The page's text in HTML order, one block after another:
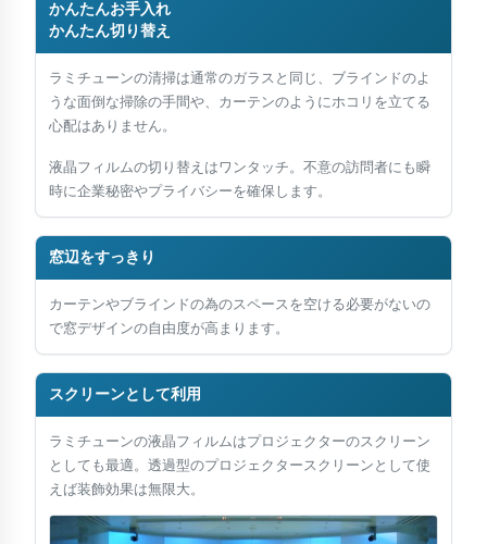
社会・環境への取り組み
環境活動
SDGs宣言
当社営業日
産業用途
光学・反射
現象・トラブル
強度・衝撃
応用・設計
かんたんお手入れ
かんたん切り替え
ラミチューンの清掃は通常のガラスと同じ、ブラインドのよ
うな面倒な掃除の手間や、カーテンのようにホコリを立てる
心配はありません。
液晶フィルムの切り替えはワンタッチ。不意の訪問者にも瞬
時に企業秘密やプライバシーを確保します。
窓辺をすっきり
カーテンやブラインドの為のスペースを空ける必要がないの
で窓デザインの自由度が高まります。
スクリーンとして利用
ラミチューンの液晶フィルムはプロジェクターのスクリーン
としても最適。透過型のプロジェクタースクリーンとして使
えば装飾効果は無限大。